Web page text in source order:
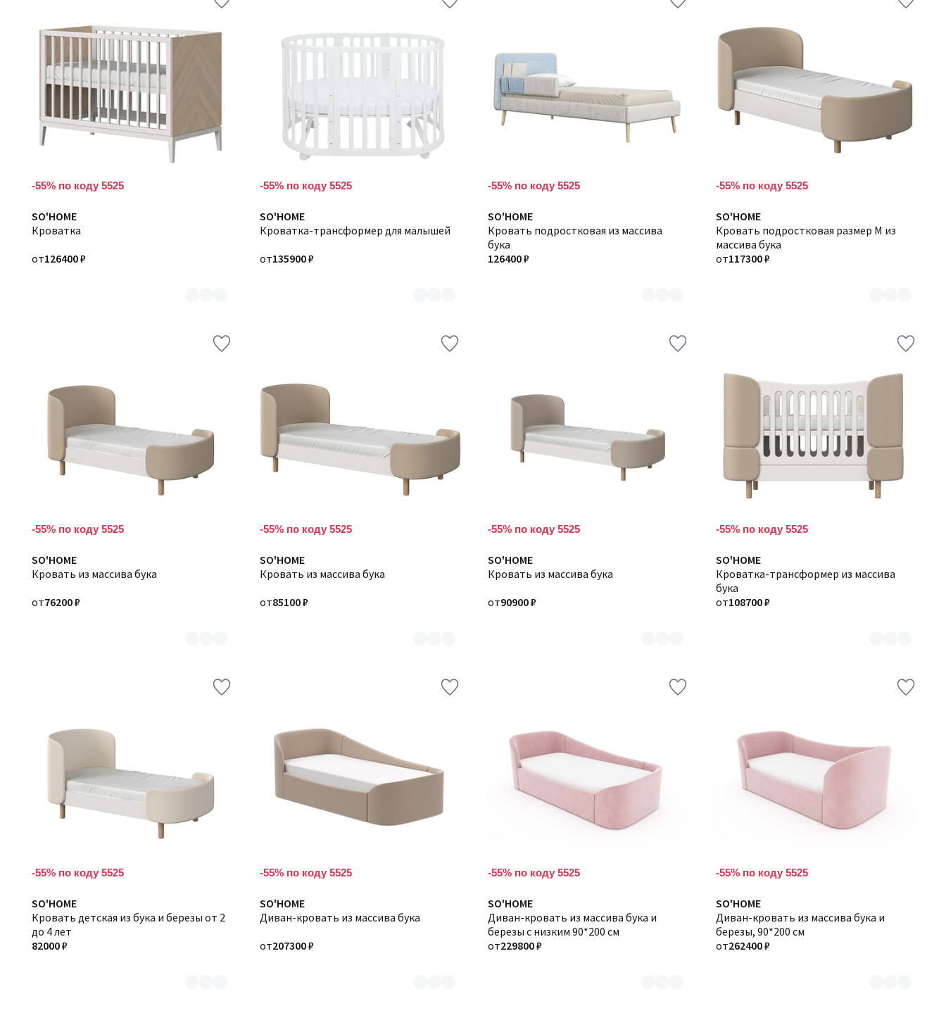
-55% по коду 5525
SO'HOME
Кроватка
от126400 ₽
Количество
цветов:
-55% по коду 5525
SO'HOME
Кроватка-трансформер для малышей
от135900 ₽
Количество
цветов:
-55% по коду 5525
SO'HOME
Кровать подростковая из массива
бука
126400 ₽
Количество
цветов:
2
-55% по коду 5525
SO'HOME
Кровать подростковая размер М из
массива бука
от117300 ₽
Количество
цветов:
5
-55% по коду 5525
SO'HOME
Кровать из массива бука
от76200 ₽
Количество
цветов:
-55% по коду 5525
SO'HOME
Кровать из массива бука
от85100 ₽
Количество
цветов:
-55% по коду 5525
SO'HOME
Кровать из массива бука
от90900 ₽
Количество
цветов:
-55% по коду 5525
SO'HOME
Кроватка-трансформер из массива
бука
от108700 ₽
Количество
цветов:
5
-55% по коду 5525
SO'HOME
Кровать детская из бука и березы от 2
до 4 лет
82000 ₽
Количество
цветов:
2
-55% по коду 5525
SO'HOME
Диван-кровать из массива бука
от207300 ₽
Количество
цветов:
-55% по коду 5525
SO'HOME
Диван-кровать из массива бука и
березы с низким 90*200 см
от229800 ₽
Количество
цветов:
3
-55% по коду 5525
SO'HOME
Диван-кровать из массива бука и
березы, 90*200 см
от262400 ₽
Количество
цветов:
3